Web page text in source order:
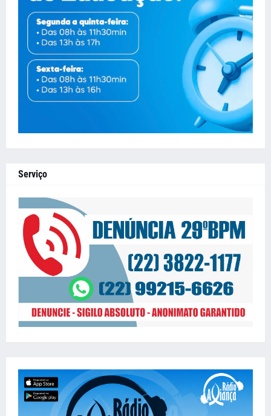
Serviço